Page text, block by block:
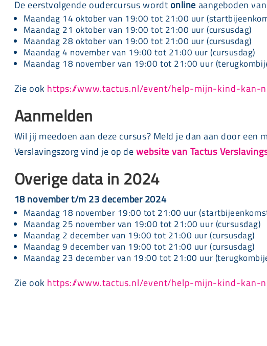
De eerstvolgende oudercursus wordt online aangeboden
Maandag 14 oktober van 19:00 tot 21:00 uur
Maandag 21 oktober van 19:00 tot 21:00 uur (cursusdag)
Maandag 28 oktober van 19:00 tot 21:00 uur (cursusdag)
Maandag 4 november van 19:00 tot 21:00 uur (cursusdag)
Maandag 18 november van 19:00 tot 21:00 uur
Zie ook https://www.tactus.nl/event/help-mijn-kind-kan-
Aanmelden
Wil jij meedoen aan deze cursus? Meld je dan aan door een
Verslavingszorg vind je op dewebsite van Tactus
Overige data in 2024
18 november t/m 23 december 2024
Maandag 18 november 19:00 tot 21:00 uur
Maandag 25 november van 19:00 tot 21:00 uur (cursusdag)
Maandag 2 december van 19:00 tot 21:00 uur (cursusdag)
Maandag 9 december van 19:00 tot 21:00 uur (cursusdag)
Maandag 23 december van 19:00 tot 21:00 uur
Zie ook https://www.tactus.nl/event/help-mijn-kind-kan-